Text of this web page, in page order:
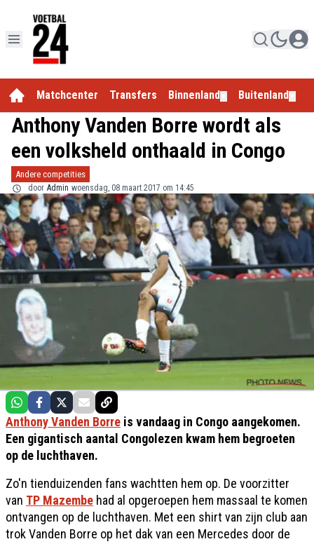
Matchcenter Transfers Binnenland Buitenland
Anthony Vanden Borre wordt als
een volksheld onthaald in Congo
Andere competities
door Admin woensdag, 08 maart 2017 om 14:45
Anthony Vanden Borre is vandaag in Congo aangekomen.
Een gigantisch aantal Congolezen kwam hem begroeten
op de luchthaven.
Zo'n tienduizenden fans wachtten hem op. De voorzitter
van TP Mazembe had al opgeroepen hem massaal te komen
ontvangen op de luchthaven. Met een shirt van zijn club aan
trok Vanden Borre op het dak van een Mercedes door de